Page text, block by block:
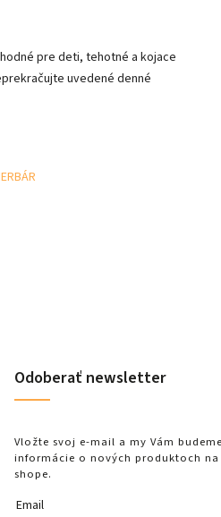
pre deti, tehotné a kojace
uvedené denné
Odoberať newsletter
Vložte svoj e-mail a my Vám
informácie o nových produktoch na
shope.
Email